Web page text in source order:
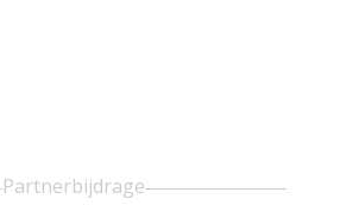
Partnerbijdrage